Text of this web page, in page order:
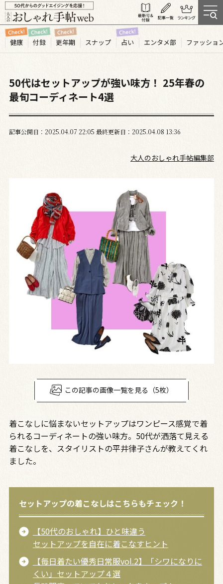
健康 付録 更年期 スナップ 占い エンタメ部 ファッショ
50代はセットアップが強い味方！ 25年春の
最旬コーディネート4選
記事公開日 2025.0407 22:05 最終更新日 2025.04.08 13:36
大人のおしゃれ手帖編集部
この記事の画像一覧を見る（5枚）
着こなしに悩まないセットアップはワンピース感覚で着
られるコーディネートの強い味方。50代が洒落て見える
着こなしを、スタイリストの平井律子さんが教えてくれ
ました。
セットアップの着こなしはこちらもチェック！
【50代のおしゃれ】ひと味違う
セットアップを自在に着こなすヒント
【毎日着たい優秀日常服vol.2】「シワになりに
くい」セットアップ４選